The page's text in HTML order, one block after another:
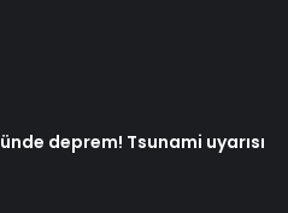
deprem! Tsunami uyarısı